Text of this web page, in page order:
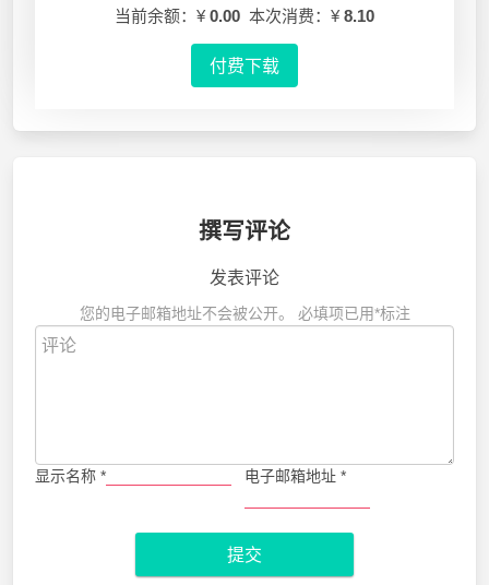
当前余额：¥ 0.00 本次消费：¥ 8.10
付费下载
撰写评论
发表评论
您的电子邮箱地址不会被公开。 必填项已用*标注
显示名称 * 电子邮箱地址 *
提交